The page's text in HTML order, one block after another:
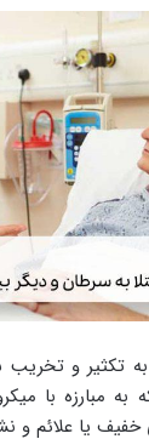
تکثیر و تخریب
به مبارزه با
یا علائم و